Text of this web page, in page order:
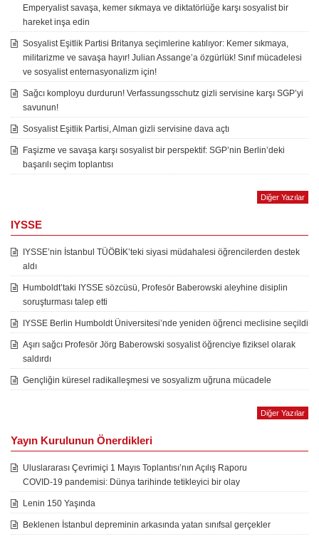
Emperyalist savaşa, kemer sıkmaya ve diktatörlüğe karşı sosyalist bir
hareket inşa edin
Sosyalist Eşitlik Partisi Britanya seçimlerine katılıyor: Kemer sıkmaya,
militarizme ve savaşa hayır! Julian Assange’a özgürlük! Sınıf mücadelesi
ve sosyalist enternasyonalizm için!
Sağcı komployu durdurun! Verfassungsschutz gizli servisine karşı SGP’yi
savunun!
Sosyalist Eşitlik Partisi, Alman gizli servisine dava açtı
Faşizme ve savaşa karşı sosyalist bir perspektif: SGP’nin Berlin’deki
başarılı seçim toplantısı
Diğer Yazılar
IYSSE
IYSSE’nin İstanbul TÜÖBİK’teki siyasi müdahalesi öğrencilerden destek
aldı
Humboldt’taki IYSSE sözcüsü, Profesör Baberowski aleyhine disiplin
soruşturması talep etti
IYSSE Berlin Humboldt Üniversitesi’nde yeniden öğrenci meclisine seçildi
Aşırı sağcı Profesör Jörg Baberowski sosyalist öğrenciye fiziksel olarak
saldırdı
Gençliğin küresel radikalleşmesi ve sosyalizm uğruna mücadele
Diğer Yazılar
Yayın Kurulunun Önerdikleri
Uluslararası Çevrimiçi 1 Mayıs Toplantısı’nın Açılış Raporu
COVID-19 pandemisi: Dünya tarihinde tetikleyici bir olay
Lenin 150 Yaşında
Beklenen İstanbul depreminin arkasında yatan sınıfsal gerçekler